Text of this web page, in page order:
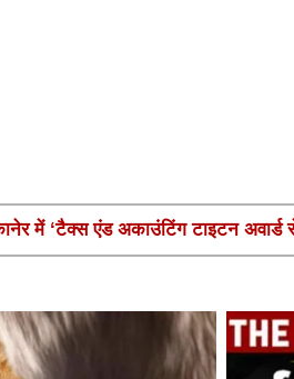
में ‘टैक्स एंड अकाउंटिंग टाइटन अवार्ड